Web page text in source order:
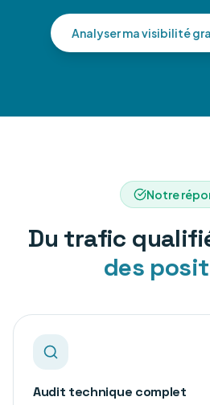
Analyser ma visibilité
Notre
Du trafic
des
Audit technique complet